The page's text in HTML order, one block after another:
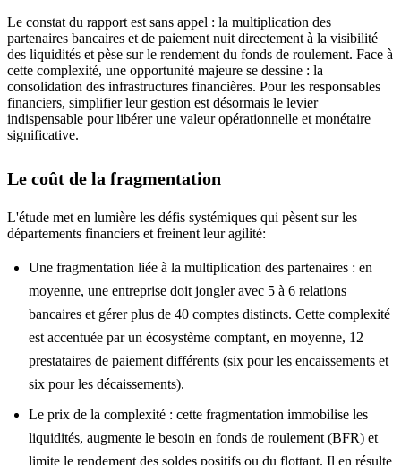
Le constat du rapport est sans appel : la multiplication des
partenaires bancaires et de paiement nuit directement à la visibilité
des liquidités et pèse sur le rendement du fonds de roulement. Face à
cette complexité, une opportunité majeure se dessine : la
consolidation des infrastructures financières. Pour les responsables
financiers, simplifier leur gestion est désormais le levier
indispensable pour libérer une valeur opérationnelle et monétaire
significative.
Le coût de la fragmentation
L'étude met en lumière les défis systémiques qui pèsent sur les
départements financiers et freinent leur agilité:
Une fragmentation liée à la multiplication des partenaires : en
moyenne, une entreprise doit jongler avec 5 à 6 relations
bancaires et gérer plus de 40 comptes distincts. Cette complexité
est accentuée par un écosystème comptant, en moyenne, 12
prestataires de paiement différents (six pour les encaissements et
six pour les décaissements).
Le prix de la complexité : cette fragmentation immobilise les
liquidités, augmente le besoin en fonds de roulement (BFR) et
limite le rendement des soldes positifs ou du flottant. Il en résulte